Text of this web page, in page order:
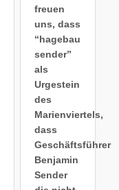
freuen
uns, dass
“hagebau
sender”
als
Urgestein
des
Marienviertels,
dass
Geschäftsführer
Benjamin
Sender